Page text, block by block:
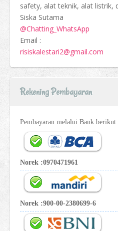
safety, alat teknik, alat listrik,
Siska Sutama
@Chatting_WhatsApp
Email :
risiskalestari2@gmail.com
Rekening Pembayaran
Pembayaran melalui Bank berikut
Norek :0970471961
Norek :900-00-2380699-6